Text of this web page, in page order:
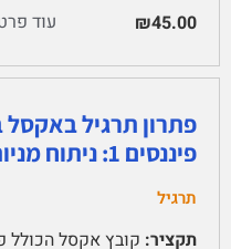
₪45.00
עוד
פתרון תרגיל באקסל
פיננסים 1: ניתוח מניות לפי מדד שארפ
תרגיל
תקציר: קובץ אקסל הכולל